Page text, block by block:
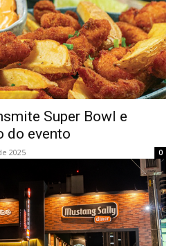
Super Bowl e
do evento
2025 0